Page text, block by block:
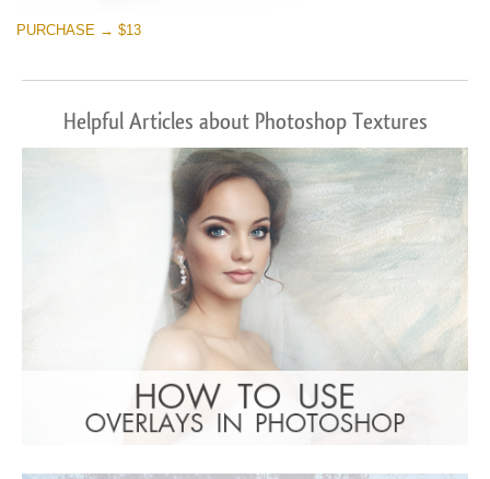
PURCHASE → $13
Helpful Articles about Photoshop Textures